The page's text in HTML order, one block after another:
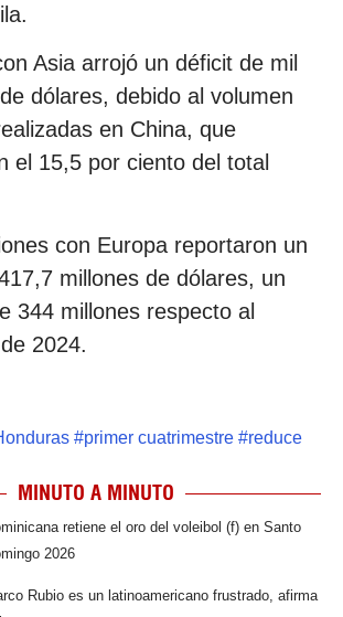
Asia arrojó un déficit de mil
dólares, debido al volumen
en China, que
el 15,5 por ciento del total
con Europa reportaron un
millones de dólares, un
344 millones respecto al
2024.
#primer cuatrimestre #reduce
MINUTO A MINUTO
retiene el oro del voleibol (f) en Santo
2026
Rubio es un latinoamericano frustrado, afirma